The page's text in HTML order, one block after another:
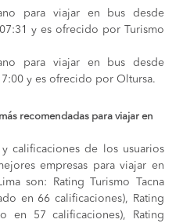
para viajar en bus desde
07:31 y es ofrecido por Turismo
para viajar en bus desde
y es ofrecido por Oltursa.
recomendadas para viajar en
calificaciones de los usuarios
empresas para viajar en
son: Rating Turismo Tacna
en 66 calificaciones), Rating
en 57 calificaciones), Rating